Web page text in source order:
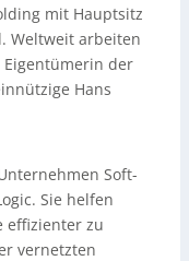
mit Hauptsitz
Weltweit arbeiten
der
Hans
Soft-
Sie helfen
effizienter zu
vernetzten